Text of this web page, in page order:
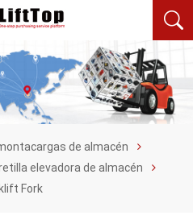
de almacén
elevadora de almacén
Fork